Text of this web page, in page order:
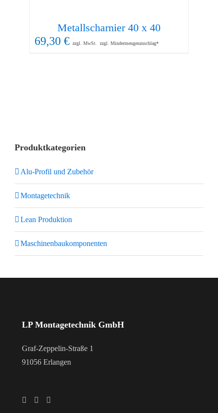
Metallscharnier 40 x 40
69,30 € zzgl. MwSt. zzgl. Mindermengenzuschlag*
Produktkategorien
Alu-Profil und Zubehör
Montagetechnik
Lean Produktion
Maschinenbaukomponenten
LP Montagetechnik GmbH
Graf-Zeppelin-Straße 1
91056 Erlangen